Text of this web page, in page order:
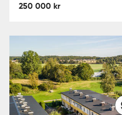
250 000 kr